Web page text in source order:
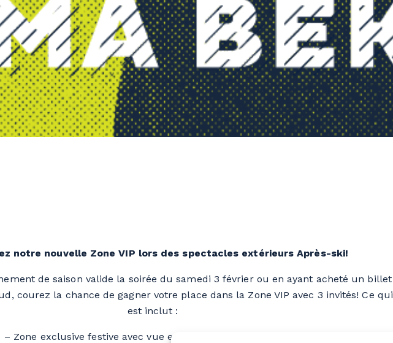
notre nouvelle Zone VIP lors des spectacles extérieurs Après-ski!
de saison valide la soirée du samedi 3 février ou en ayant acheté un billet
courez la chance de gagner votre place dans la Zone VIP avec 3 invités! Ce qui
est inclut :
– Zone exclusive festive avec vue en hauteur sur le spectacle